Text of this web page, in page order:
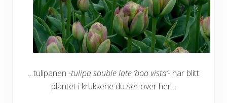
…tulipanen -tulipa souble late ‘boa vista’- har blitt
plantet i krukkene du ser over her…